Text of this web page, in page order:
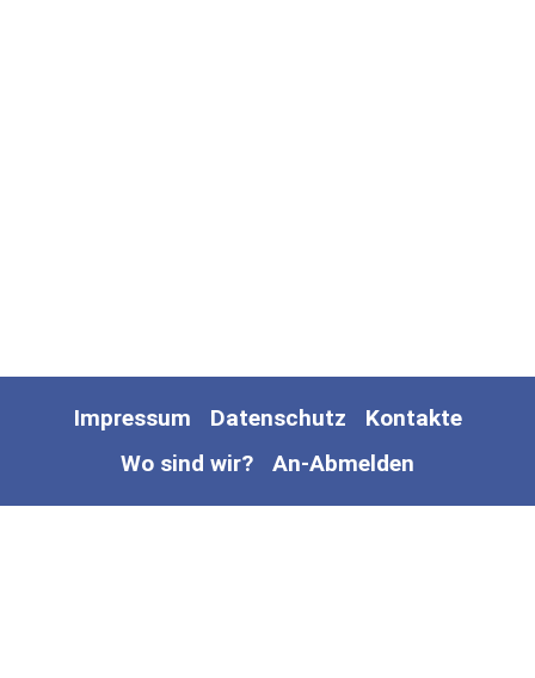
Impressum Datenschutz
Kontakte
Wo sind wir?
An-Abmelden